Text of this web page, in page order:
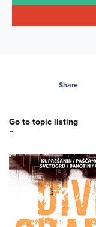
Share
Go to topic listing